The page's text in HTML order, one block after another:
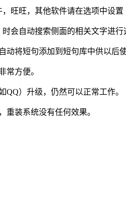
旺，其他软件请在选项中设置
自动搜索侧面的相关文字进行
将短句添加到短句库中供以后使
方便。
）升级，仍然可以正常工作。
装系统没有任何效果。